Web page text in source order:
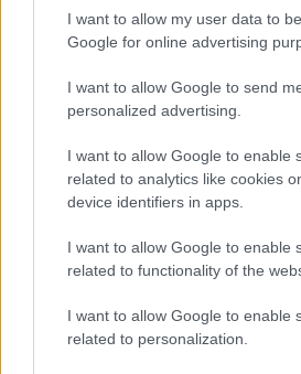
I want to allow my user data to
Google for online advertising
I want to allow Google to send
personalized advertising.
I want to allow Google to enable
related to analytics like cookies
device identifiers in apps.
I want to allow Google to enable
related to functionality of the
I want to allow Google to enable
related to personalization.
υπερβολικά καυτοί για να
νερό στην επιφάνεια τους,
αυτό να αποκλείεται.
επιβεβαιωμένος, που είναι
ζωή ζώνη του άστρου του,
μισή περίπου μάζα του
λιγότερο δραστήριο από
νάνους, συνεπώς μάλλον
τους πλανήτες του με
θερμοκρασία του Gliese
περίπου 70 βαθμούς